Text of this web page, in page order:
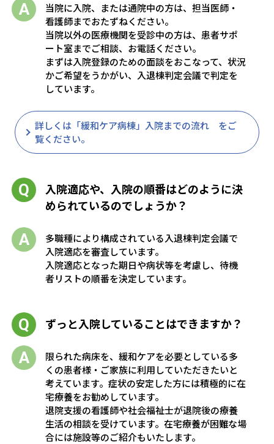
当院に入院、または通院中の方は、担当医師・
看護師までおたずねください。
当院以外の医療機関を受診中の方は、患者サポ
ート室までご相談、お電話ください。
まずは入院登録のための面談をおこなって、状況
かご希望をうかがい、入退棟判定会議で判定を
しています。
詳しくは「緩和ケア病棟」入院までの流れ をご
覧ください。
入院適応や、入院の順番はどのように決
められているのでしょうか？
多職種により構成されている入退棟判定会議で
入院適応を審査しています。
入院適応となった期日や病状等を考慮し、待機
者リストの順番を決定しています。
ずっと入院していることはできますか？
限られた病床を、緩和ケアを必要としている多
くの患者様・ご家族に利用していただきたいと
考えています。症状の安定した方には積極的に在
宅療養をお勧めしています。
退院支援の看護師や社会福祉士が退院後の療養
生活の相談を受けています。在宅療養が困難な場
合には施設等のご紹介もいたします。